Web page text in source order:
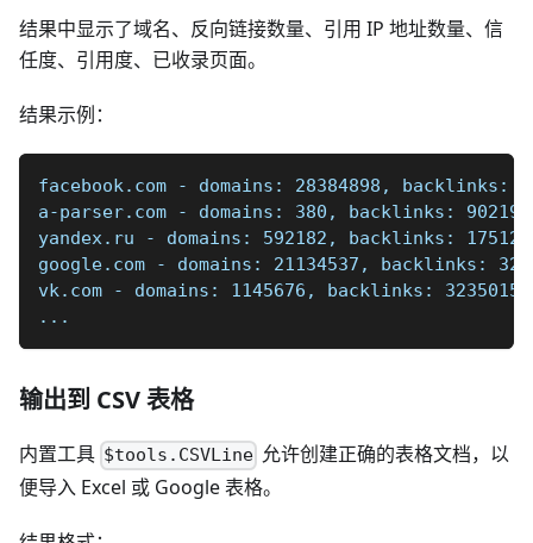
结果中显示了域名、反向链接数量、引用 IP 地址数量、信
任度、引用度、已收录页面。
结果示例：
facebook.com - domains: 28384898,
a-parser.com - domains: 380, backlinks:
yandex.ru - domains: 592182, backlinks:
google.com - domains: 21134537, backlinks:
vk.com - domains: 1145676, backlinks:
...
输出到 CSV 表格
内置工具 $tools.CSVLine 允许创建正确的表格文档，以
便导入 Excel 或 Google 表格。